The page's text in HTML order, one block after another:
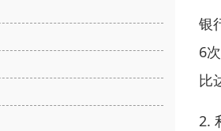
银
6
比
2.